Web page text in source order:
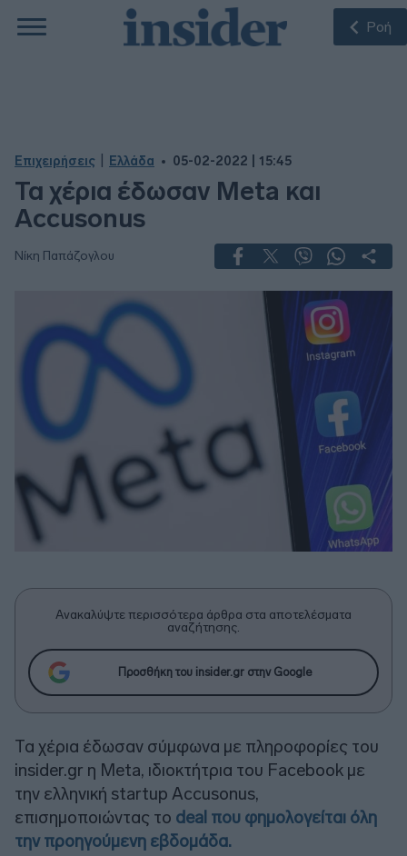
Ροή
Επιχειρήσεις Ελλάδα 05-02-2022 | 15:45
Τα χέρια έδωσαν Meta και
Accusonus
Νίκη Παπάζογλου
Ανακαλύψτε περισσότερα άρθρα στα αποτελέσματα
αναζήτησης.
Προσθήκη του insider.gr στην Google
Τα χέρια έδωσαν σύμφωνα με πληροφορίες του
insider.gr η Meta, ιδιοκτήτρια του Facebook με
την ελληνική startup Αccusonus,
επισημοποιώντας το deal που φημολογείται όλη
την προηγούμενη εβδομάδα.